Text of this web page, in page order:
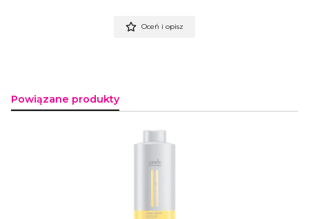
Oceń i opisz
Powiązane produkty